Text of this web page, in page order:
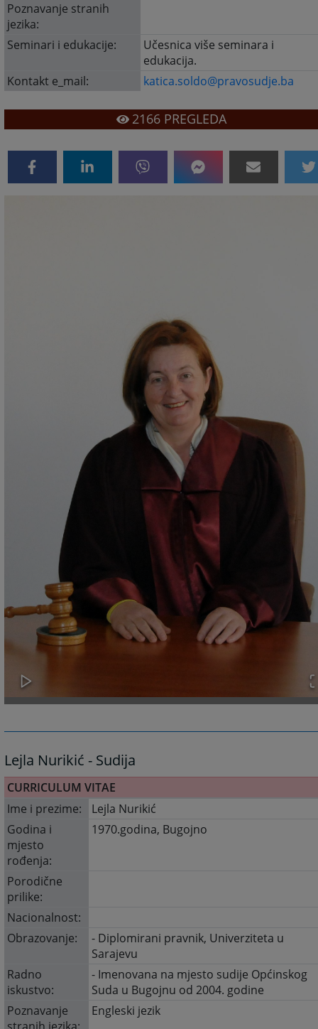
Poznavanje stranih
jezika:
Seminari i edukacije:
Učesnica više seminara i
edukacija.
Kontakt e_mail:
katica.soldo@pravosudje.ba
2166PREGLEDA
Lejla Nurikić - Sudija
CURRICULUM VITAE
Ime i prezime:
Lejla Nurikić
Godina i
mjesto
rođenja:
1970.godina, Bugojno
Porodične
prilike:
Nacionalnost:
Obrazovanje:
- Diplomirani pravnik, Univerziteta u
Sarajevu
Radno
iskustvo:
- Imenovana na mjesto sudije Općinskog
Suda u Bugojnu od 2004. godine
Poznavanje
Engleski jezik